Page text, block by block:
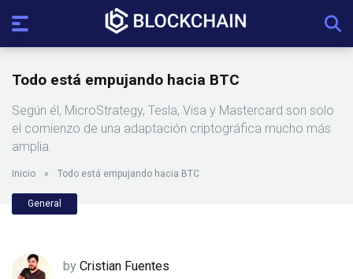
Todo está empujando hacia BTC
Según él, MicroStrategy, Tesla, Visa y Mastercard son solo
el comienzo de una adaptación criptográfica mucho más
amplia.
Inicio » Todo está empujando hacia BTC
General
by Cristian Fuentes